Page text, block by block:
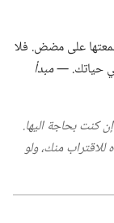
على مضض.‏ فلا
حياتك.‏‏—‏ مبدأ
كنت بحاجة اليها.‏
منك،‏ ولو